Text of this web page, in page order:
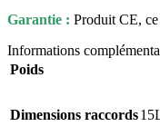
Garantie : Produit CE,
Informations
Poids
Dimensions raccords